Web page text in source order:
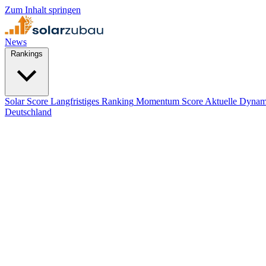
Zum Inhalt springen
News
Solar Score Langfristiges Ranking Momentum Score Aktuelle
Deutschland